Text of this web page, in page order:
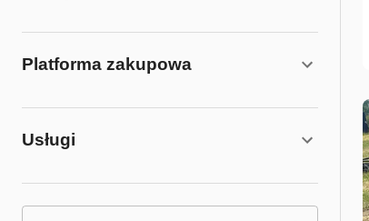
Platforma zakupowa
Usługi